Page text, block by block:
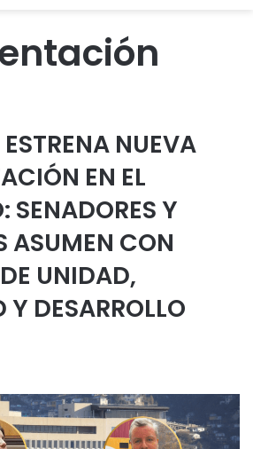
NUEVA
EN EL
SENADORES Y
ASUMEN CON
UNIDAD,
Y DESARROLLO